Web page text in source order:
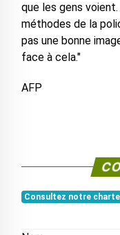
que les gens voient.
méthodes de la
pas une bonne
face à cela."
AFP
Consultez notre